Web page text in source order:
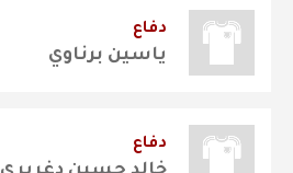
دفاع
ياسين برناوي
دفاع